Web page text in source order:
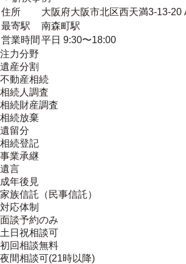
住所
大阪府大阪市北区西天満3-13-20
最寄駅
南森町駅
営業時間 平日 9:30〜18:00
注力分野
遺産分割
不動産相続
相続人調査
相続財産調査
相続放棄
遺留分
相続登記
事業承継
遺言
成年後見
家族信託（民事信託）
対応体制
面談予約のみ
土日祝相談可
初回相談無料
夜間相談可(21時以降)